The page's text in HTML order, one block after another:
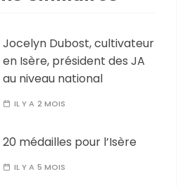
Jocelyn Dubost, cultivateur
en Isère, président des JA
au niveau national
IL Y A 2 MOIS
20 médailles pour l’Isère
IL Y A 5 MOIS